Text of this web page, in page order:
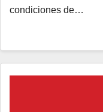
condiciones de…